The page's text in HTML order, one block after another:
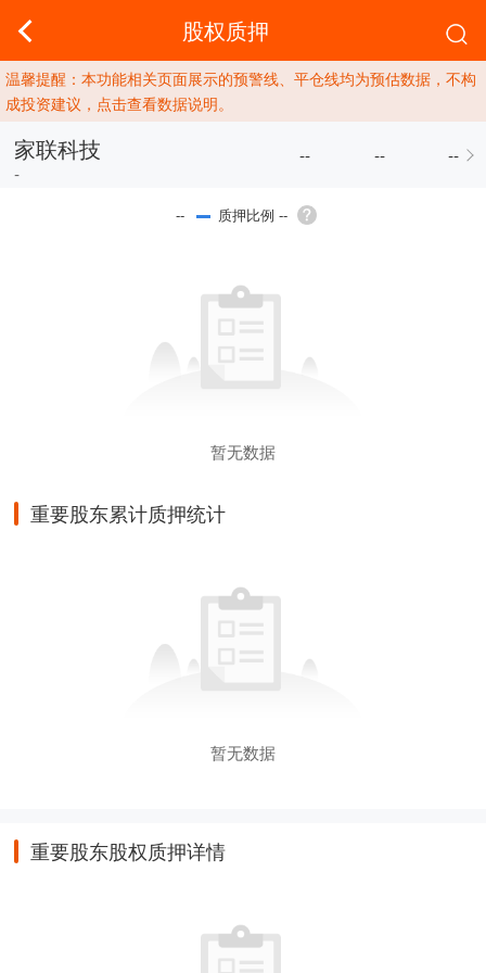
股权质押
温馨提醒：本功能相关页面展示的预警线、平仓线均为预估数据，不构
成投资建议，点击查看数据说明。
家联科技
-
-- -- --
-- 质押比例 --
暂无数据
重要股东累计质押统计
暂无数据
重要股东股权质押详情